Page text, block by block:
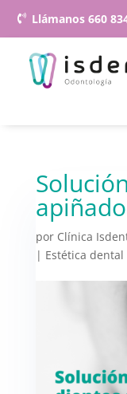
Llámanos 660
por Clínica
| Estética dental